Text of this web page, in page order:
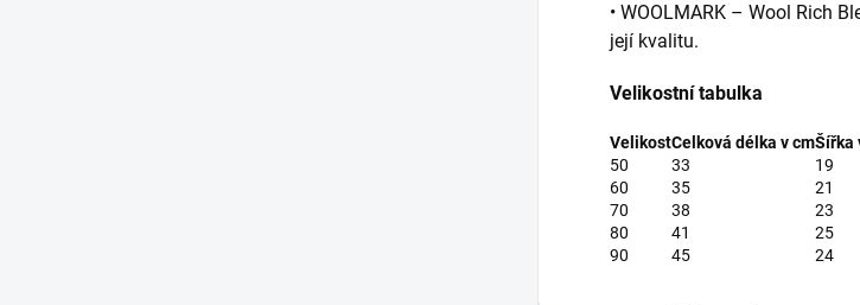
• WOOLMARK – Wool Rich
její kvalitu.
Velikostní tabulka
VelikostCelková délka v cmŠířka
50
33 19
60
35 21
70
38 23
80
41 25
90
45 24